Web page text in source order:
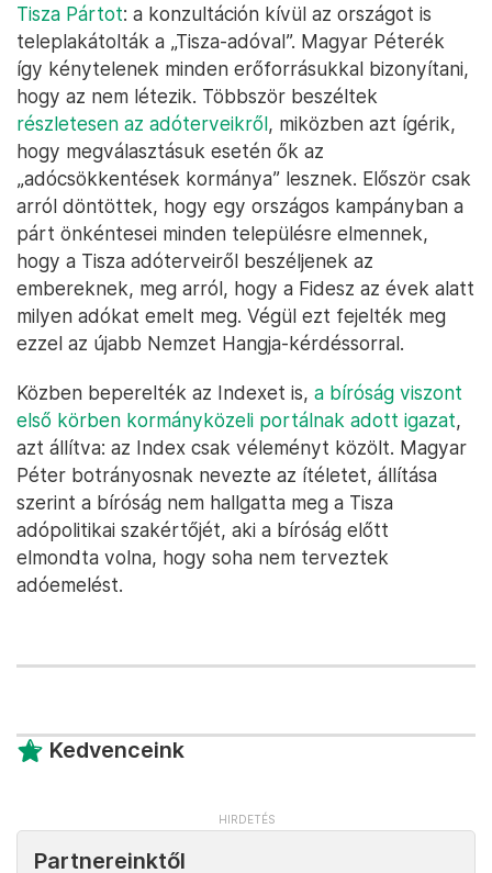
Tisza Pártot: a konzultáción kívül az országot is
teleplakátolták a „Tisza-adóval”. Magyar Péterék
így kénytelenek minden erőforrásukkal bizonyítani,
hogy az nem létezik. Többször beszéltek
részletesen az adóterveikről, miközben azt ígérik,
hogy megválasztásuk esetén ők az
„adócsökkentések kormánya” lesznek. Először csak
arról döntöttek, hogy egy országos kampányban a
párt önkéntesei minden településre elmennek,
hogy a Tisza adóterveiről beszéljenek az
embereknek, meg arról, hogy a Fidesz az évek alatt
milyen adókat emelt meg. Végül ezt fejelték meg
ezzel az újabb Nemzet Hangja-kérdéssorral.
Közben beperelték az Indexet is, a bíróság viszont
első körben kormányközeli portálnak adott igazat,
azt állítva: az Index csak véleményt közölt. Magyar
Péter botrányosnak nevezte az ítéletet, állítása
szerint a bíróság nem hallgatta meg a Tisza
adópolitikai szakértőjét, aki a bíróság előtt
elmondta volna, hogy soha nem terveztek
adóemelést.
Kedvenceink
Partnereinktől